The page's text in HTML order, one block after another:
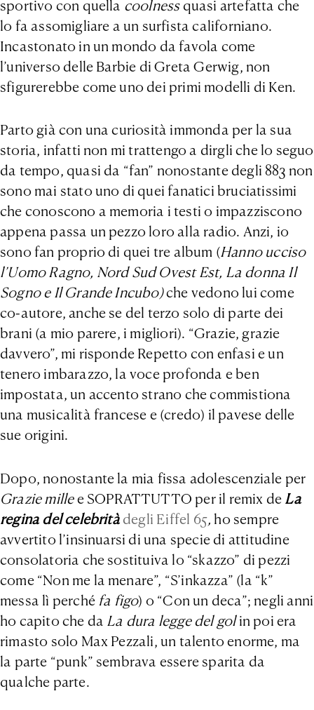
sportivo con quella coolnessquasi artefatta che
lo fa assomigliare a un surfista californiano.
Incastonato in un mondo da favola come
l’universo delle Barbie di Greta Gerwig, non
sfigurerebbe come uno dei primi modelli di Ken.
Parto già con una curiosità immonda per la sua
storia, infatti non mi trattengo a dirgli che lo seguo
da tempo, quasi da “fan” nonostante degli 883 non
sono mai stato uno di quei fanatici bruciatissimi
che conoscono a memoria i testi o impazziscono
appena passa un pezzo loro alla radio. Anzi, io
sono fan proprio di quei tre album (Hanno ucciso
l’Uomo Ragno, Nord Sud Ovest Est, La donna Il
Sogno e Il Grande Incubo)che vedono lui come
co-autore, anche se del terzo solo di parte dei
brani (a mio parere, i migliori). “Grazie, grazie
davvero”, mi risponde Repetto con enfasi e un
tenero imbarazzo, la voce profonda e ben
impostata, un accento strano che commistiona
una musicalità francese e (credo) il pavese delle
sue origini.
Dopo, nonostante la mia fissa adolescenziale per
Grazie millee SOPRATTUTTO per il remix de La
regina del celebritàdegli Eiffel 65, ho sempre
avvertito l’insinuarsi di una specie di attitudine
consolatoria che sostituiva lo “skazzo” di pezzi
come “Non me la menare”, “S’inkazza” (la “k”
messa lì perché fa figo) o “Con un deca”; negli anni
ho capito che da La dura legge del golin poi era
rimasto solo Max Pezzali, un talento enorme, ma
la parte “punk” sembrava essere sparita da
qualche parte.